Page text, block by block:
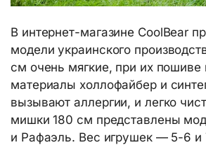
В интернет-магазине CoolBear
модели украинского
см очень мягкие, при их пошиве
материалы холлофайбер и
вызывают аллергии, и легко
мишки 180 см представлены
и Рафаэль. Вес игрушек — 5-6 и